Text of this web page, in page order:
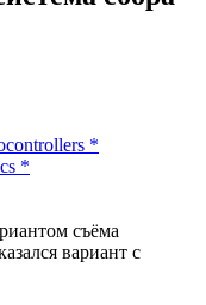
*
*
съёма
вариант с